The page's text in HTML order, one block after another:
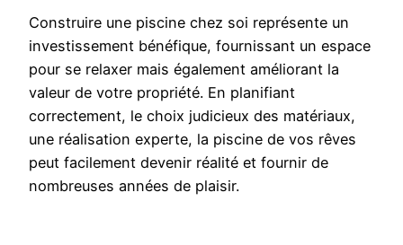
Construire une piscine chez soi représente un
investissement bénéfique, fournissant un espace
pour se relaxer mais également améliorant la
valeur de votre propriété. En planifiant
correctement, le choix judicieux des matériaux,
une réalisation experte, la piscine de vos rêves
peut facilement devenir réalité et fournir de
nombreuses années de plaisir.